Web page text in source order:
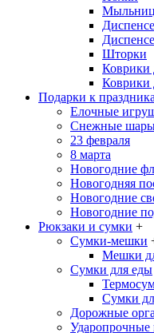
Шторки
Коврики
Коврики
Подарки к
Елочные
Снежные
23 февраля
8 марта
Новогодние
Новогодняя
Новогодние
Новогодние
Рюкзаки и сумки +
Сумки-мешки
Мешки
Сумки для еды
Сумки
Дорожные
Ударопрочные